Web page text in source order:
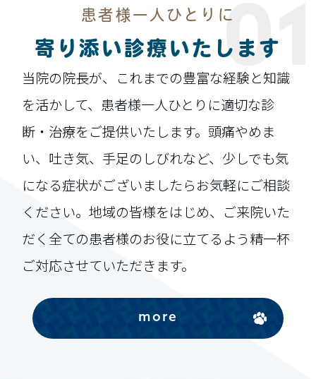
患者様一人ひとりに
寄り添い診療いたします
当院の院長が、これまでの豊富な経験と知識
を活かして、患者様一人ひとりに適切な診
断・治療をご提供いたします。頭痛やめま
い、吐き気、手足のしびれなど、少しでも気
になる症状がございましたらお気軽にご相談
ください。地域の皆様をはじめ、ご来院いた
だく全ての患者様のお役に立てるよう精一杯
ご対応させていただきます。
more